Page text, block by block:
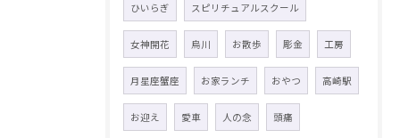
ひいらぎ スピリチュアルスクール
女神開花 烏川 お散歩 彫金 工房
月星座蟹座 お家ランチ おやつ 高崎駅
お迎え 愛車 人の念 頭痛